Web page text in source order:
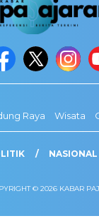
Raya Wisata
NASIONAL
© 2026 KABAR